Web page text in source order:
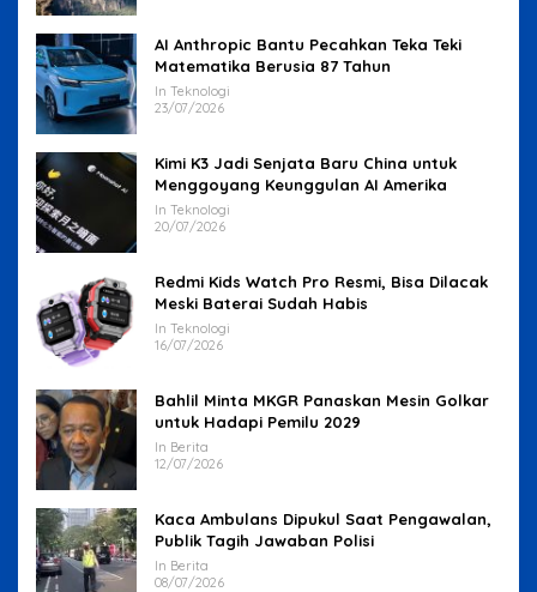
AI Anthropic Bantu Pecahkan Teka Teki
Matematika Berusia 87 Tahun
In Teknologi
23/07/2026
Kimi K3 Jadi Senjata Baru China untuk
Menggoyang Keunggulan AI Amerika
In Teknologi
20/07/2026
Redmi Kids Watch Pro Resmi, Bisa Dilacak
Meski Baterai Sudah Habis
In Teknologi
16/07/2026
Bahlil Minta MKGR Panaskan Mesin Golkar
untuk Hadapi Pemilu 2029
In Berita
12/07/2026
Kaca Ambulans Dipukul Saat Pengawalan,
Publik Tagih Jawaban Polisi
In Berita
08/07/2026